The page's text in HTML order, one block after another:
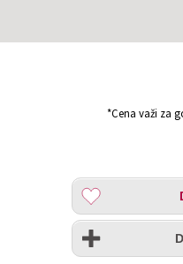
*Cena važi za
Dodaj
listu
želja
Uporedi